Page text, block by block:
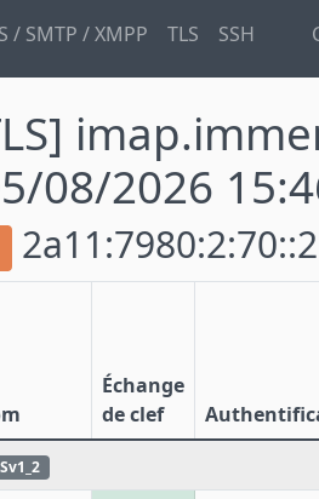
/ SMTP / XMPP TLS SSH
08/2026
Échange
de clef